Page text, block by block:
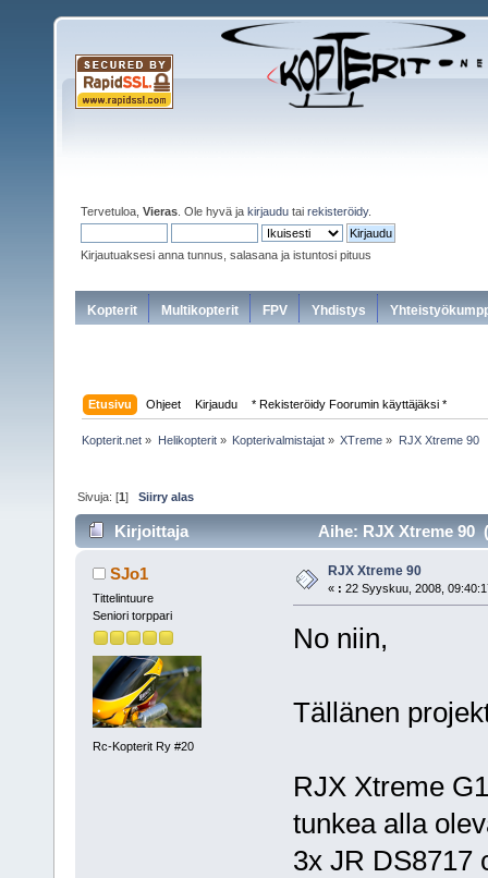
Tervetuloa, Vieras . Ole hyvä ja kirjaudu tai rekisteröidy.
Kirjautuaksesi anna tunnus, salasana ja istuntosi pituus
Kopterit Multikopterit FPV Yhdistys
Etusivu Ohjeet Kirjaudu * Rekisteröidy Foorumin käyttäjäksi *
Kopterit.net » Helikopterit» Kopterivalmistajat» XTreme » RJX Xtreme 90
Sivuja: [1]Siirry alas
Kirjoittaja Aihe: RJX Xtreme 90
SJo1
Tittelintuure
Seniori torppari
Rc-Kopterit Ry #20
RJX Xtreme 90
« : 22 Syyskuu, 2008,
No niin,
Tällänen
RJX Xtreme
tunkea alla
3x JR DS8717